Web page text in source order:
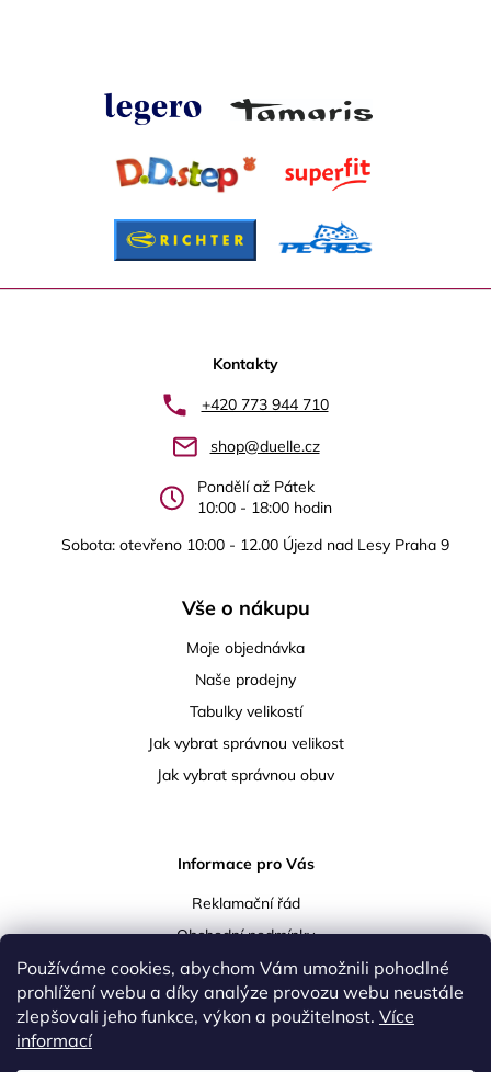
Používáme cookies, abychom Vám umožnili pohodlné
prohlížení webu a díky analýze provozu webu neustále
zlepšovali jeho funkce, výkon a použitelnost. Více
informací
Kontakty
+420 773 944 710
shop@duelle.cz
Pondělí až Pátek
10:00 - 18:00 hodin
Sobota: otevřeno 10:00 - 12.00 Újezd nad Lesy Praha 9
Vše o nákupu
Moje objednávka
Naše prodejny
Tabulky velikostí
Jak vybrat správnou velikost
Jak vybrat správnou obuv
Informace pro Vás
Reklamační řád
Obchodní podmínky
Podmínky ochrany osobních údajů
Doprava a platba
Vrácení a reklamace zboží